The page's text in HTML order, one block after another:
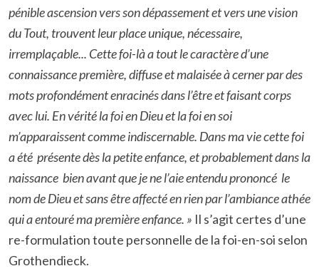
pénible ascension vers son dépassement et vers une vision
du Tout, trouvent leur place unique, nécessaire,
irremplaçable... Cette foi-là a tout le caractère d’une
connaissance première, diffuse et malaisée à cerner par des
mots profondément enracinés dans l’être et faisant corps
avec lui. En vérité la foi en Dieu et la foi en soi
m’apparaissent comme indiscernable. Dans ma vie cette foi
a été présente dès la petite enfance, et probablement dans la
naissance bien avant que je ne l’aie entendu prononcé le
nom de Dieu et sans être affecté en rien par l’ambiance athée
qui a entouré ma première enfance. » Il s’agit certes d’une
re-formulation toute personnelle de la foi-en-soi selon
Grothendieck.